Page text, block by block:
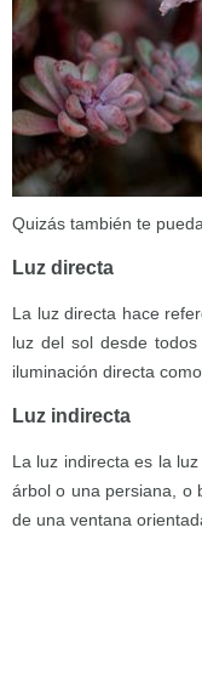
Quizás también te
Luz directa
La luz directa hace
luz del sol desde
iluminación directa
Luz indirecta
La luz indirecta es la
árbol o una persiana, o
de una ventana